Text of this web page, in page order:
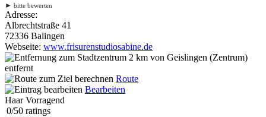
► bitte bewerten
Adresse:
Albrechtstraße 41
72336 Balingen
Webseite: www.frisurenstudiosabine.de
2 km von Geislingen (Zentrum)
entfernt
Route
Bearbeiten
Haar Vorragend
0/50 ratings